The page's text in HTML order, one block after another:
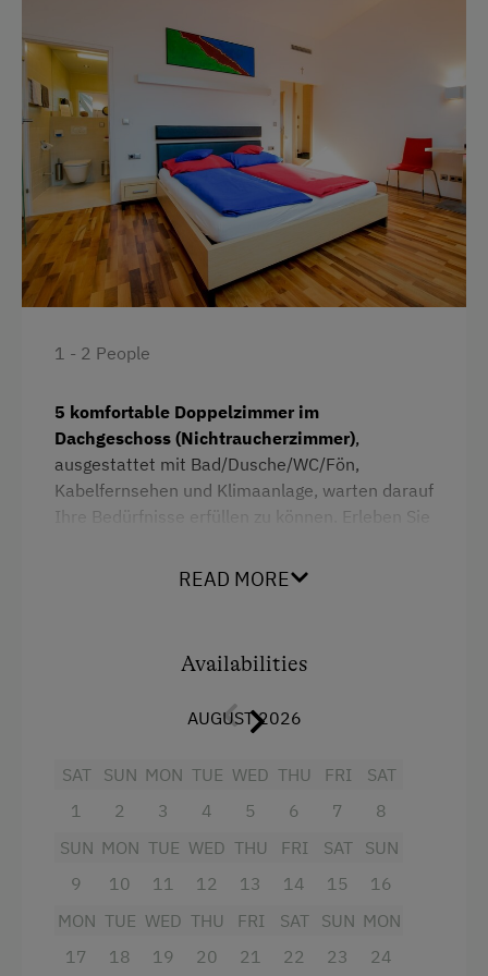
Italian
Parking
Free Parking
At the Property
Farm Gate Sales
Wine Tasting
Catering & Meals
Buffet Breakfast
Stay Incl. Breakfast
Services
Special Features
1 - 2 People
5 komfortable Doppelzimmer im
Dachgeschoss (Nichtraucherzimmer),
ausgestattet mit Bad/Dusche/WC/Fön,
Kabelfernsehen und Klimaanlage, warten darauf
Ihre Bedürfnisse erfüllen zu können. Erleben Sie
Weinverkostung in unserem familiär geführten
READ MORE
Availabilities
AUGUST 2026
SAT
1
SUN
2
MON
3
TUE
4
WED
5
THU
6
FRI
7
SAT
8
SUN
9
MON
10
TUE
11
WED
12
THU
13
FRI
14
SAT
15
SUN
16
MON
17
TUE
18
WED
19
THU
20
FRI
21
SAT
22
SUN
23
MON
24